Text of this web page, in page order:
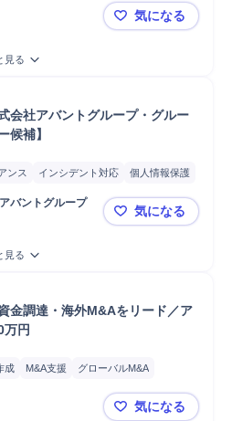
業界経験者
気になる
見る
会社アバントグループ・グルー
候補】
ンス インシデント対応
個人情報保護
応 M&A関連業務
バントグループ
【東証プラ
気になる
見る
金調達・海外M&Aをリード／ア
万円
成 M&A支援
グローバルM&A
法務デューデリジェンス
株式譲渡
【法務スペ
気になる